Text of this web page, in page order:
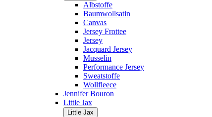
Albstoffe
Baumwollsatin
Canvas
Jersey Frottee
Jersey
Jacquard Jersey
Musselin
Performance Jersey
Sweatstoffe
Wollfleece
Jennifer Bouron
Little Jax
Little Jax